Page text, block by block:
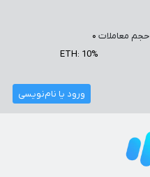
حجم معاملات ۰
ETH: 10%
ورود یا نام‌نویسی